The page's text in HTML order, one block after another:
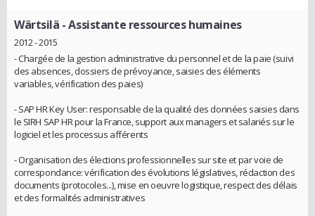
Wärtsilä - Assistante ressources humaines
2012 - 2015
- Chargée de la gestion administrative du personnel et de la paie (suivi
des absences, dossiers de prévoyance, saisies des éléments
variables, vérification des paies)
- SAP HR Key User: responsable de la qualité des données saisies dans
le SIRH SAP HR pour la France, support aux managers et salariés sur le
logiciel et les processus afférents
- Organisation des élections professionnelles sur site et par voie de
correspondance: vérification des évolutions législatives, rédaction des
documents (protocoles...), mise en oeuvre logistique, respect des délais
et des formalités administratives